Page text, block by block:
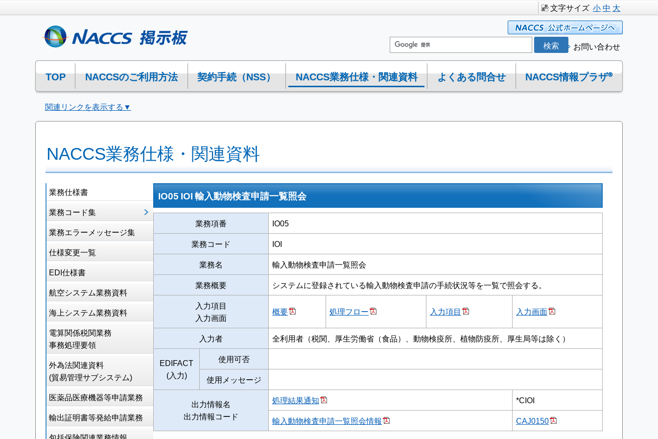
文字サイズ 小中 大
お問い合わせ
TOP NACCSのご利用方法 契約手続（NSS） NACCS業務仕様・関連資料 よくある問合せ NACCS情報プラザ®
関連リンクを表示する▼
NACCS業務仕様・関連資料
業務仕様書
業務コード集
業務エラーメッセージ集
仕様変更一覧
EDI仕様書
航空システム業務資料
海上システム業務資料
電算関係税関業務
事務処理要領
外為法関連資料
(貿易管理サブシステム)
医薬品医療機器等申請業務
輸出証明書等発給申請業務
IO05 IOI 輸入動物検査申請一覧照会
業務項番
IO05
業務コード
IOI
業務名
輸入動物検査申請一覧照会
業務概要
システムに登録されている輸入動物検査申請の手続状況等を一覧で照会する。
入力項目
入力画面
概要 処理フロー 入力項目 入力画面
入力者 全利用者（税関、厚生労働省（食品）、動物検疫所、植物防疫所、厚生局等は除く）
EDIFACT
(入力)
使用可否
使用メッセージ
出力情報名
出力情報コード
処理結果通知
*CIOI
輸入動物検査申請一覧照会情報
CAJ0150